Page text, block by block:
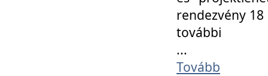
rendezvény
további
...
Tovább